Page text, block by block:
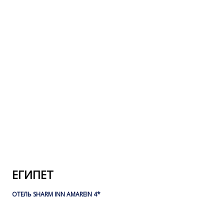
ЕГИПЕТ
ОТЕЛЬ SHARM INN AMAREIN 4*